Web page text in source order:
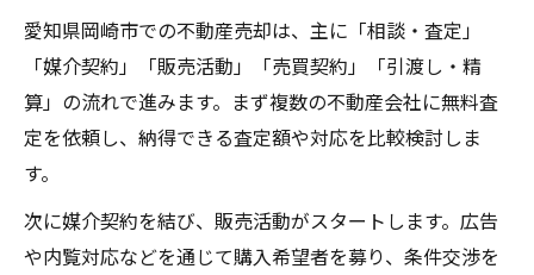
愛知県岡崎市での不動産売却は、主に「相談・査定」
「媒介契約」「販売活動」「売買契約」「引渡し・精
算」の流れで進みます。まず複数の不動産会社に無料査
定を依頼し、納得できる査定額や対応を比較検討しま
す。
次に媒介契約を結び、販売活動がスタートします。広告
や内覧対応などを通じて購入希望者を募り、条件交渉を